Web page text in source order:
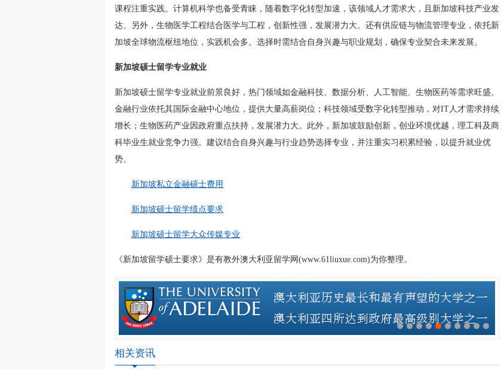
课程注重实践。计算机科学也备受青睐，随着数字化转型加速，该领域人才需求大，且新加坡科技产业发
达。另外，生物医学工程结合医学与工程，创新性强，发展潜力大。还有供应链与物流管理专业，依托新
加坡全球物流枢纽地位，实践机会多。选择时需结合自身兴趣与职业规划，确保专业契合未来发展。
新加坡硕士留学专业就业
新加坡硕士留学专业就业前景良好，热门领域如金融科技、数据分析、人工智能、生物医药等需求旺盛。
金融行业依托其国际金融中心地位，提供大量高薪岗位；科技领域受数字化转型推动，对IT人才需求持续
增长；生物医药产业因政府重点扶持，发展潜力大。此外，新加坡鼓励创新，创业环境优越，理工科及商
科毕业生就业竞争力强。建议结合自身兴趣与行业趋势选择专业，并注重实习积累经验，以提升就业优
势。
新加坡私立金融硕士费用
新加坡硕士留学绩点要求
新加坡硕士留学大众传媒专业
《新加坡留学硕士要求》是有教外澳大利亚留学网(www.61liuxue.com)为你整理。
相关资讯